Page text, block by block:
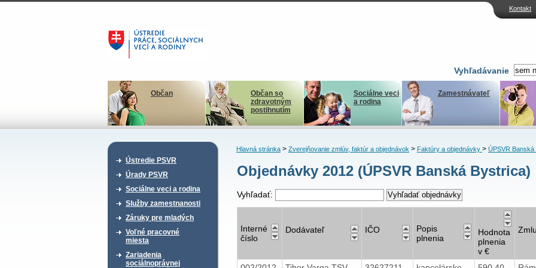
Kontakt
Vyhľadávanie
Občan
Občan so
zdravotným
postihnutím
Sociálne veci
a rodina
Zamestnávateľ
Ústredie PSVR
Úrady PSVR
Sociálne veci a rodina
Služby zamestnanosti
Záruky pre mladých
Voľné pracovné
miesta
Zariadenia
sociálnoprávnej
Hlavná stránka> Zverejňovanie zmlúv, faktúr a objednávok> Faktúry a objednávky > ÚPSVR
Objednávky 2012 (ÚPSVR Banská Bystrica)
Vyhľadať:
Interné
číslo
Dodávateľ IČO
Popis
plnenia
Hodnota
plnenia
v €